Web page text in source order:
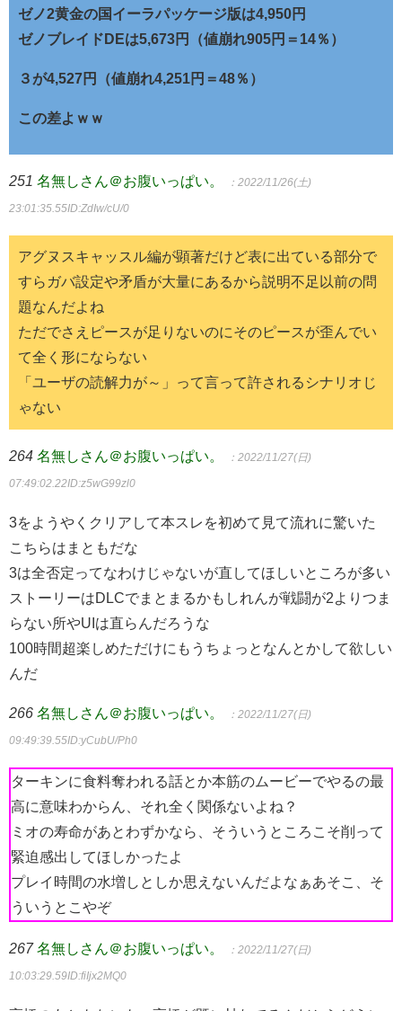
ゼノ2黄金の国イーラパッケージ版は4,950円
ゼノブレイドDEは5,673円（値崩れ905円＝14％）
３が4,527円（値崩れ4,251円＝48％）
この差よｗｗ
251 名無しさん＠お腹いっぱい。 ：2022/11/26(土)
23:01:35.55ID:ZdIw/cU/0
アグヌスキャッスル編が顕著だけど表に出ている部分で
すらガバ設定や矛盾が大量にあるから説明不足以前の問
題なんだよね
ただでさえピースが足りないのにそのピースが歪んでい
て全く形にならない
「ユーザの読解力が～」って言って許されるシナリオじ
ゃない
264 名無しさん＠お腹いっぱい。 ：2022/11/27(日)
07:49:02.22ID:z5wG99zl0
3をようやくクリアして本スレを初めて見て流れに驚いた
こちらはまともだな
3は全否定ってなわけじゃないが直してほしいところが多い
ストーリーはDLCでまとまるかもしれんが戦闘が2よりつま
らない所やUIは直らんだろうな
100時間超楽しめただけにもうちょっとなんとかして欲しい
んだ
266 名無しさん＠お腹いっぱい。 ：2022/11/27(日)
09:49:39.55ID:yCubU/Ph0
ターキンに食料奪われる話とか本筋のムービーでやるの最
高に意味わからん、それ全く関係ないよね？
ミオの寿命があとわずかなら、そういうところこそ削って
緊迫感出してほしかったよ
プレイ時間の水増しとしか思えないんだよなぁあそこ、そ
ういうとこやぞ
267 名無しさん＠お腹いっぱい。 ：2022/11/27(日)
10:03:29.59ID:fiIjx2MQ0